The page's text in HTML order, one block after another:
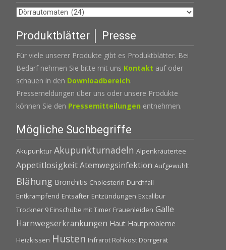
Produktblätter │ Presse
Für viele unserer Produkte gibt es Produktblätter. Bei
Bedarf nehmen Sie bitte mit uns Kontakt auf oder
schauen in den Downloadbereich.
Pressemeldungen über uns oder unsere Produkte
können Sie den Pressemitteilungen entnehmen.
Mögliche Suchbegriffe
Akupunktur Akupunkturnadeln Alpenkräutertee
AppetitlosigkeitAtemwegsinfektion Aufgewühlt
Blähung Bronchitis Cholesterin Durchfall
Entkrampfend Entsafter Entzündungen Excalibur
Trockner 9 Einschübe mit Timer Frauenleiden Galle
Harnwegserkrankungen Haut Hautprobleme
Heizkissen Husten Infrarot Rohkost Dörrgerät